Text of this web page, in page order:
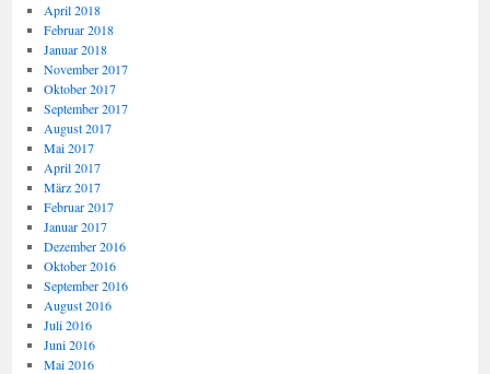
April 2018
Februar 2018
Januar 2018
November 2017
Oktober 2017
September 2017
August 2017
Mai 2017
April 2017
März 2017
Februar 2017
Januar 2017
Dezember 2016
Oktober 2016
September 2016
August 2016
Juli 2016
Juni 2016
Mai 2016